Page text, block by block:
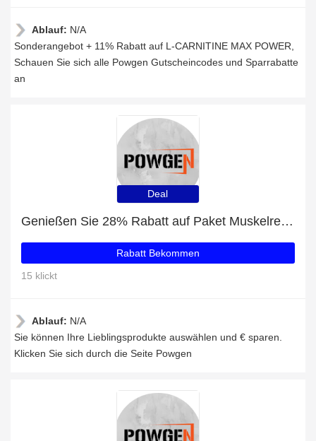
Ablauf: N/A
Sonderangebot + 11% Rabatt auf L-CARNITINE MAX POWER,
Schauen Sie sich alle Powgen Gutscheincodes und Sparrabatte
an
Deal
Genießen Sie 28% Rabatt auf Paket Muskelregeneration + 23% zusätzlichen Rabatt
Rabatt Bekommen
15 klickt
Ablauf: N/A
Sie können Ihre Lieblingsprodukte auswählen und € sparen.
Klicken Sie sich durch die Seite Powgen